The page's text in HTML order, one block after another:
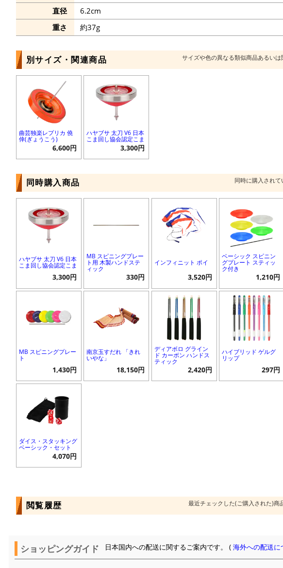
直径
6.2cm
重さ
約37g
別サイズ・関連商品 サイズや色の異なる類似商品あるい
曲芸独楽レプリカ 僥
倖(ぎょうこう)
6,600円
ハヤブサ 太刀 V6 日本
こま回し協会認定こま
3,300円
同時購入商品 同時に購入され
ハヤブサ 太刀 V6 日本
こま回し協会認定こま
3,300円
MB スピニングプレー
ト用 木製ハンドステ
ィック
330円
インフィニット ポイ
3,520円
ベーシック スピニン
グプレート スティッ
ク付き
1,210円
MB スピニングプレー
ト
1,430円
南京玉すだれ 「きれ
いやな」
18,150円
ディアボロ グライン
ド カーボン ハンドス
ティック
2,420円
ハイブリッド ゲルグ
リップ
297円
ダイス・スタッキング
ベーシック・セット
4,070円
閲覧履歴 最近チェックした(ご購入された)商
ショッピングガイド 日本国内への配送に関するご案内です。 (海外への配送に